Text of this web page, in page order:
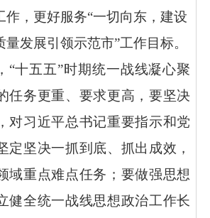
作，更好服务“一切向东，建设
发展引领示范市”工作目标。
“十五五”时期统一战线凝心聚
任务更重、要求更高，要坚决
对习近平总书记重要指示和党
定坚决一抓到底、抓出成效，
域重点难点任务；要做强思想
健全统一战线思想政治工作长